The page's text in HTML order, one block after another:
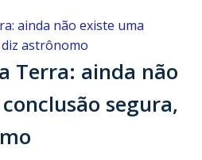
Terra: ainda não
segura,